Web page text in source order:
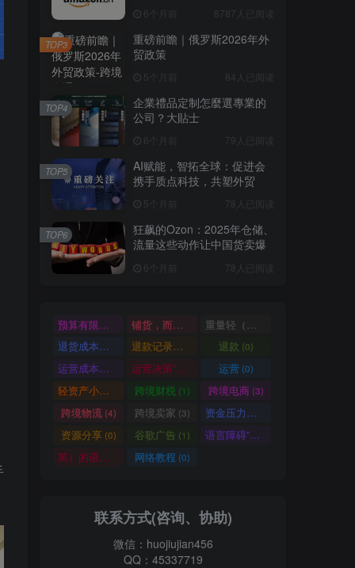
6个月前 8787人已阅读
重磅前瞻｜俄罗斯2026年外
贸政策
5个月前 84人已阅读
TOP3
企業禮品定制怎麼選專業的
公司？大貼士
6个月前 79人已阅读
TOP4
AI赋能，智拓全球：促进会
携手质点科技，共塑外贸
5个月前 78人已阅读
TOP5
狂飙的Ozon：2025年仓储、
流量这些动作让中国货卖爆
6个月前 78人已阅读
TOP6
预算有限（初期启动资金仅5万），甚至不知道该从哪个品类切入。但她没有盲目跟风投流 铺货，而是仔细研究了独立站 2025年的财报和功能更新，精准抓住了三大核心热点，一步步搭建站点
退货成本高。适合有成熟供应链
退款记录等成本凭证进行核减，计算出真实的应税收入。二 退款 (0)
运营成本高。其优势在于品牌信任度高 (0)
运营决策”三大核心环节，彻底摆脱了“手动操作”的繁琐：1. AI素材生成工具：解决素材制作难题。初期她没有预算拍摄产品场景图，而是从1688下载白底产品图，借助AI素材生成工具“一键场景替换”功能，将白底图合成欧美家庭场景图（如厨房 运营(0)
轻资产小商家 跨境财税 (1) 跨境电商(3)
跨境物流(4) 跨境卖家 (3) 资金压力大
资源分享(0) 谷歌广告 (1)
语言障碍”的问题。据她统计，AI客服承接了80%的基础咨询，团队仅需处理10%的复杂售后和10%的B端咨询，极大解放了人力，让团队能聚焦核心运营工作。3. AI运营决策工具：简化运营决策。作为新手，林晓不懂数据分析，她借助工具的语音指令功能，快速完成核心运营决策——比如“分析上周销量最高的3款产品，给出补货建议”“帮我给库存超过50件的产品，设置15%的限时折扣”，工具能自动执行指令
英）的语言适配和货币设置，虽然初期未重点布局欧洲，但为后续拓展市场做好了准备，避免了“后期整改
网络教程 (0)
联系方式(咨询、协助)
微信：huojiujian456
QQ：45337719